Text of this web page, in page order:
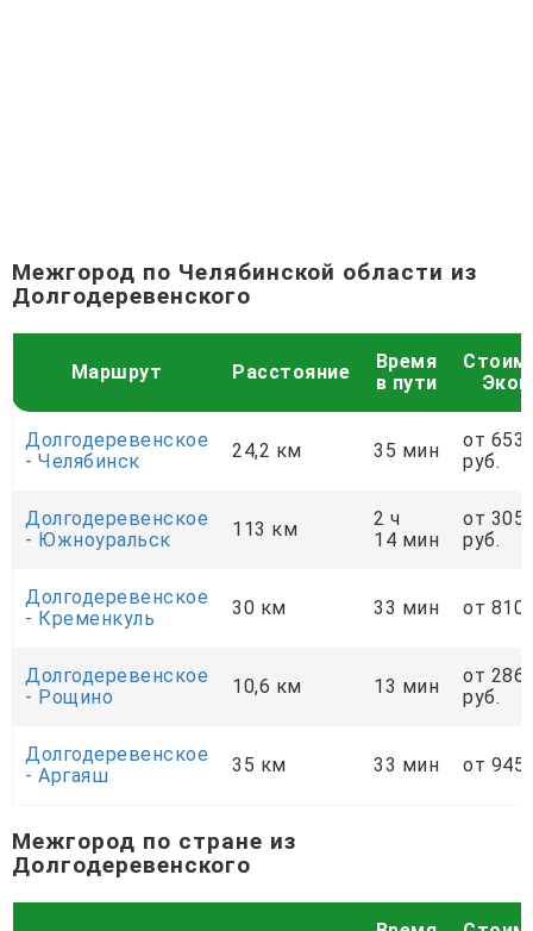
Межгород по Челябинской области из
Долгодеревенского
Маршрут Расстояние
Время
в пути
Долгодеревенское
- Челябинск
24,2 км 35 мин
от
руб.
Долгодеревенское
- Южноуральск
113 км
2 ч
14 мин
от
руб.
Долгодеревенское
- Кременкуль
30 км 33 мин от 810
Долгодеревенское
- Рощино
10,6 км 13 мин
от
руб.
Долгодеревенское
- Аргаяш
35 км 33 мин от 945
Межгород по стране из
Долгодеревенского